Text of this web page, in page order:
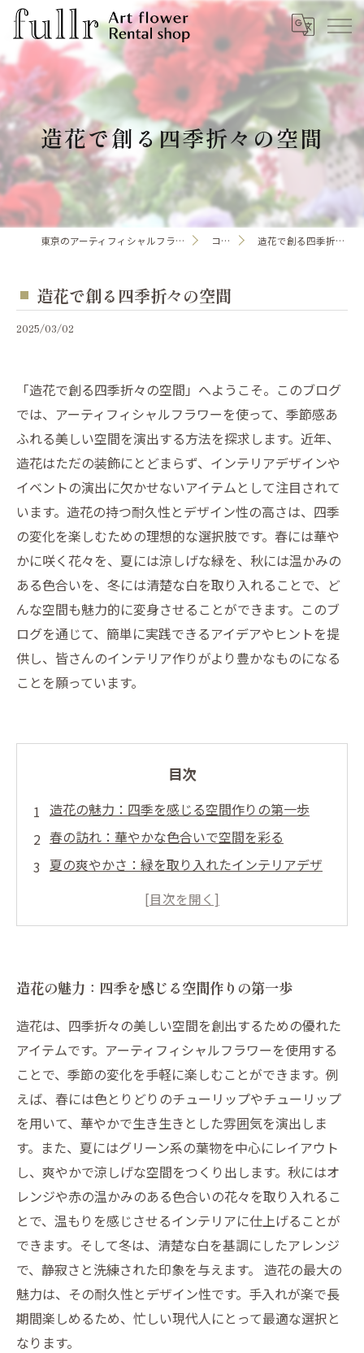
造花で創る四季折々の空間
東京のアーティフィシャルフラワーならfullr コラム 造花で創る四季折々の空間
造花で創る四季折々の空間
2025/03/02
「造花で創る四季折々の空間」へようこそ。このブログ
では、アーティフィシャルフラワーを使って、季節感あ
ふれる美しい空間を演出する方法を探求します。近年、
造花はただの装飾にとどまらず、インテリアデザインや
イベントの演出に欠かせないアイテムとして注目されて
います。造花の持つ耐久性とデザイン性の高さは、四季
の変化を楽しむための理想的な選択肢です。春には華や
かに咲く花々を、夏には涼しげな緑を、秋には温かみの
ある色合いを、冬には清楚な白を取り入れることで、ど
んな空間も魅力的に変身させることができます。このブ
ログを通じて、簡単に実践できるアイデアやヒントを提
供し、皆さんのインテリア作りがより豊かなものになる
ことを願っています。
目次
造花の魅力：四季を感じる空間作りの第一歩
春の訪れ：華やかな色合いで空間を彩る
夏の爽やかさ：緑を取り入れたインテリアデザ
四季折々の空間を楽しむ：造花のある暮らしの
提案
造花の魅力：四季を感じる空間作りの第一歩
造花は、四季折々の美しい空間を創出するための優れた
アイテムです。アーティフィシャルフラワーを使用する
ことで、季節の変化を手軽に楽しむことができます。例
えば、春には色とりどりのチューリップやチューリップ
を用いて、華やかで生き生きとした雰囲気を演出しま
す。また、夏にはグリーン系の葉物を中心にレイアウト
し、爽やかで涼しげな空間をつくり出します。秋にはオ
レンジや赤の温かみのある色合いの花々を取り入れるこ
とで、温もりを感じさせるインテリアに仕上げることが
できます。そして冬は、清楚な白を基調にしたアレンジ
で、静寂さと洗練された印象を与えます。 造花の最大の
魅力は、その耐久性とデザイン性です。手入れが楽で長
期間楽しめるため、忙しい現代人にとって最適な選択と
なります。